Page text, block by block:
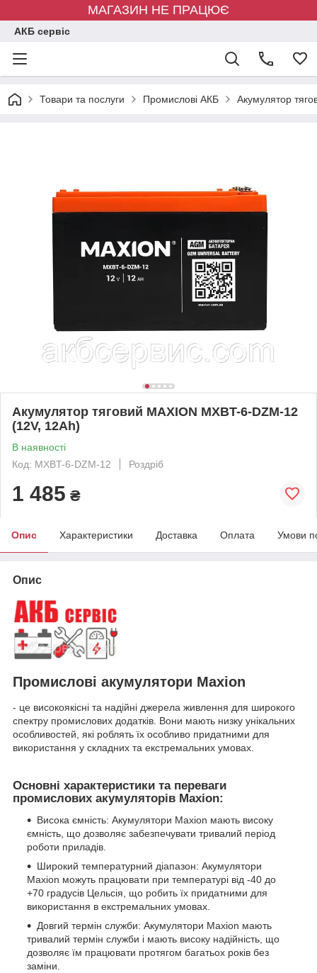
МАГАЗИН НЕ ПРАЦЮЄ
АКБ сервіс
Товари та послуги Промислові АКБ Акумулятор
Акумулятор тяговий MAXION MXBT-6-DZM-12
(12V, 12Аh)
В наявності
Код: MXBT-6-DZM-12
Роздріб
1 485 ₴
Опис Характеристики Доставка Оплата Умови
Опис
Промислові акумулятори Maxion
- це високоякісні та надійні джерела живлення для широкого
спектру промислових додатків. Вони мають низку унікальних
особливостей, які роблять їх особливо придатними для
використання у складних та екстремальних умовах.
Основні характеристики та переваги
промислових акумуляторів Maxion:
Висока ємність: Акумулятори Maxion мають високу
ємність, що дозволяє забезпечувати тривалий період
роботи приладів.
Широкий температурний діапазон: Акумулятори
Maxion можуть працювати при температурі від -40 до
+70 градусів Цельсія, що робить їх придатними для
використання в екстремальних умовах.
Довгий термін служби: Акумулятори Maxion мають
тривалий термін служби і мають високу надійність, що
дозволяє їм працювати протягом багатьох років без
заміни.